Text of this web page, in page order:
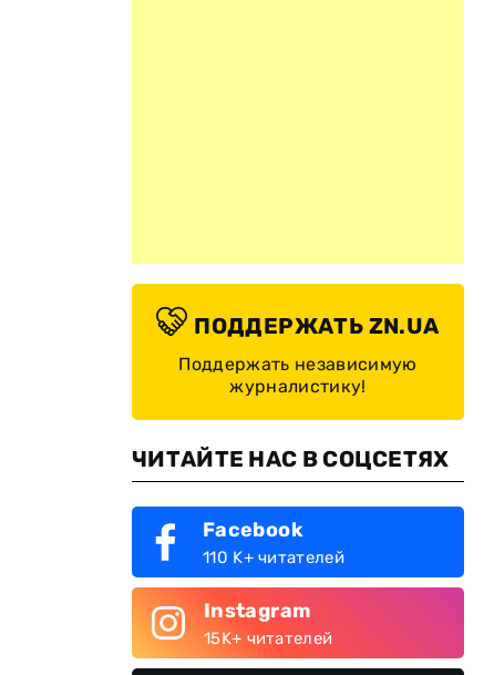
ПОДДЕРЖАТЬ ZN.UA
Поддержать независимую
журналистику!
ЧИТАЙТЕ НАС В СОЦСЕТЯХ
Facebook
110 K+ читателей
Instagram
15K+ читателей